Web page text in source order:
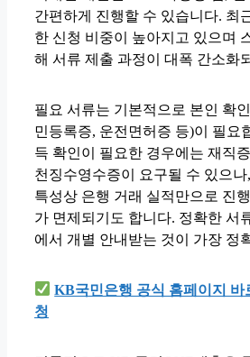
간편하게 진행할 수 있습니다. 최
한 신청 비중이 높아지고 있으며
해 서류 제출 과정이 대폭 간소화
필요 서류는 기본적으로 본인 확
민등록증, 운전면허증 등)이 필요
득 확인이 필요한 경우에는 재직
천징수영수증이 요구될 수 있으나
특성상 은행 거래 실적만으로 진
가 면제되기도 합니다. 정확한 서
에서 개별 안내받는 것이 가장 정
KB국민은행 공식 홈페이지 바
청